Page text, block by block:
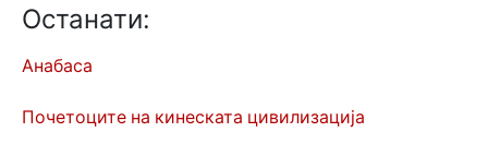
Останати:
Анабаса
Почетоците на кинеската цивилизација